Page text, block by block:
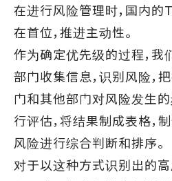
在进行风险管理时，国内
在首位，推进主动性。
作为确定优先级的过程，我
部门收集信息，识别风险，
门和其他部门对风险发生
行评估，将结果制成表格，
风险进行综合判断和排序。
对于以这种方式识别出的